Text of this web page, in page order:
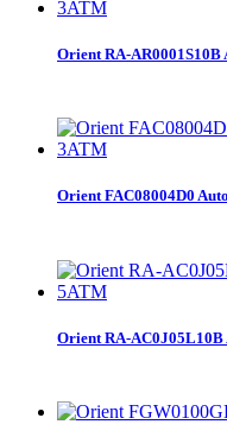
Orient RA-AR0001S10B
Orient FAC08004D0
Orient RA-AC0J05L10B